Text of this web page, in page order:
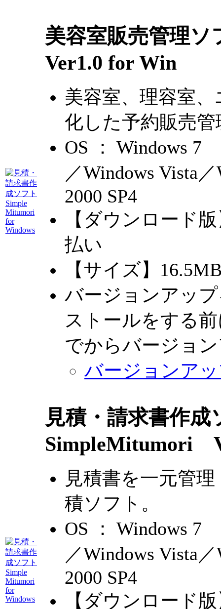
美容室販売管理ソ
Ver1.0 for Win
美容室、理容室
化した予約販売
OS ： Windows
／Windows Vista
2000 SP4
【ダウンロード
払い
【サイズ】
バージョンアッ
ストールをする
でからバージョ
バージョンア
見積・請求書作成
SimpleMitumori
見積書を一元管
積ソフト。
OS ： Windows
／Windows Vista
2000 SP4
【ダウンロード